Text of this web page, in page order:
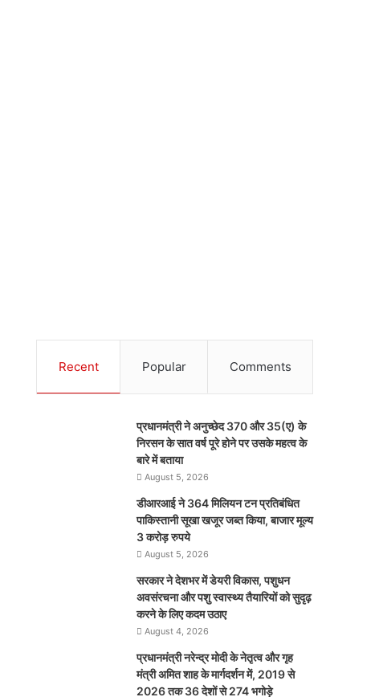
Recent Popular Comments
प्रधानमंत्री ने अनुच्छेद 370 और 35(ए) के
निरसन के सात वर्ष पूरे होने पर उसके महत्व के
बारे में बताया
August 5, 2026
डीआरआई ने 364 मिलियन टन प्रतिबंधित
पाकिस्तानी सूखा खजूर जब्त किया, बाजार मूल्य
3 करोड़ रुपये
August 5, 2026
सरकार ने देशभर में डेयरी विकास, पशुधन
अवसंरचना और पशु स्वास्थ्य तैयारियों को सुदृढ़
करने के लिए कदम उठाए
August 4, 2026
प्रधानमंत्री नरेन्द्र मोदी के नेतृत्व और गृह
मंत्री अमित शाह के मार्गदर्शन में, 2019 से
2026 तक 36 देशों से 274 भगोड़े